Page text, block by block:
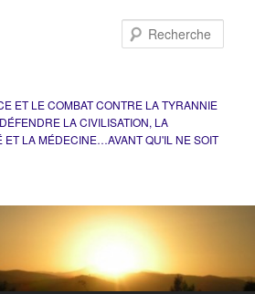
ET LE COMBAT CONTRE LA TYRANNIE
LA CIVILISATION, LA
ET LA MÉDECINE…AVANT QU'IL NE SOIT